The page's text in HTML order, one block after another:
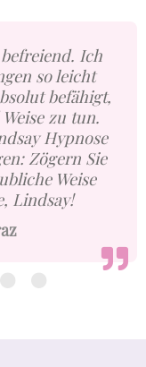
Ich
so leicht
befähigt,
zu tun.
Hypnose
Zögern Sie
Weise
Lindsay!